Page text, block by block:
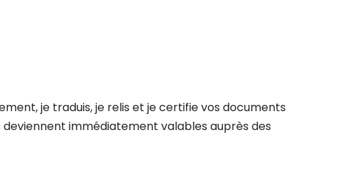
je traduis, je relis et je certifie vos documents
immédiatement valables auprès des